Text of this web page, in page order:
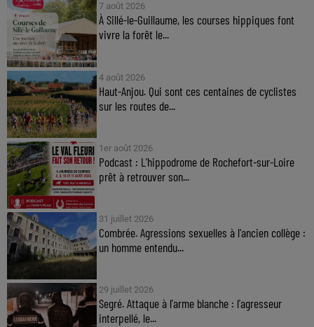
7 août 2026
À Sillé-le-Guillaume, les courses hippiques font
vivre la forêt le...
4 août 2026
Haut-Anjou. Qui sont ces centaines de cyclistes
sur les routes de...
1er août 2026
Podcast : L’hippodrome de Rochefort-sur-Loire
prêt à retrouver son...
31 juillet 2026
Combrée. Agressions sexuelles à l'ancien collège :
un homme entendu...
29 juillet 2026
Segré. Attaque à l'arme blanche : l'agresseur
interpellé, le...